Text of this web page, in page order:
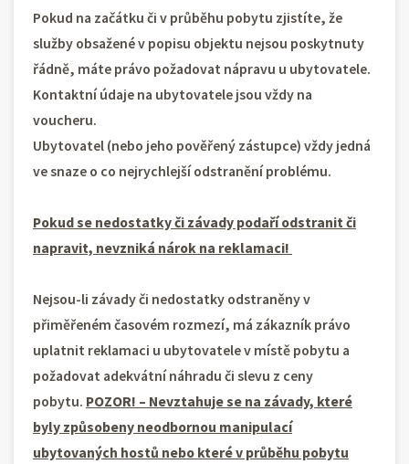
Pokud na začátku či v průběhu pobytu zjistíte, že
služby obsažené v popisu objektu nejsou poskytnuty
řádně, máte právo požadovat nápravu u ubytovatele.
Kontaktní údaje na ubytovatele jsou vždy na
voucheru.
Ubytovatel (nebo jeho pověřený zástupce) vždy jedná
ve snaze o co nejrychlejší odstranění problému.
Pokud se nedostatky či závady podaří odstranit či
napravit, nevzniká nárok na reklamaci!
Nejsou-li závady či nedostatky odstraněny v
přiměřeném časovém rozmezí, má zákazník právo
uplatnit reklamaci u ubytovatele v místě pobytu a
požadovat adekvátní náhradu či slevu z ceny
pobytu. POZOR! – Nevztahuje se na závady, které
byly způsobeny neodbornou manipulací
ubytovaných hostů nebo které v průběhu pobytu